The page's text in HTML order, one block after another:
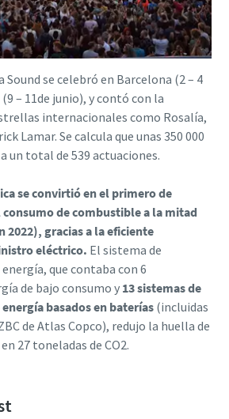
se celebró en Barcelona (2 – 4
– 11de junio), y contó con la
internacionales como Rosalía,
Lamar. Se calcula que unas 350 000
un total de 539 actuaciones.
se convirtió en el primero de
consumo de combustible a la mitad
2022), gracias a la eficiente
eléctrico. El sistema de
que contaba con 6
de bajo consumo y 13 sistemas de
basados en baterías(incluidas
de Atlas Copco), redujo la huella de
27 toneladas de CO2.